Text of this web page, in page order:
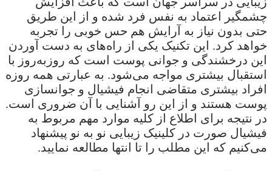
چشمگیر اعتماد به نفس فرد شده و از این طریق
حتی بدون نیاز به آرایش هم حس خوبی را تجربه
خواهد کرد. این تکنیک یکی از راه‌های به دست آوردن
این درخشندگی و جوانی پوست است که روزبه‌روز با
استقبال بیشتری مواجه می‌شود. به عبارتی همه روزه
افراد بیشتری متقاضی انجام فیشیال و جوانسازی
پوست هستند و از این رو آشنایی با آن ضروری است.
در نتیجه برای اطلاع از کلیه موارد مهم مربوط به
فیشیال صورت در کلینیک زیبایی نو به نو پیشنهاد
می‌کنیم که این مطلب را تا انتها مطالعه نمایید.